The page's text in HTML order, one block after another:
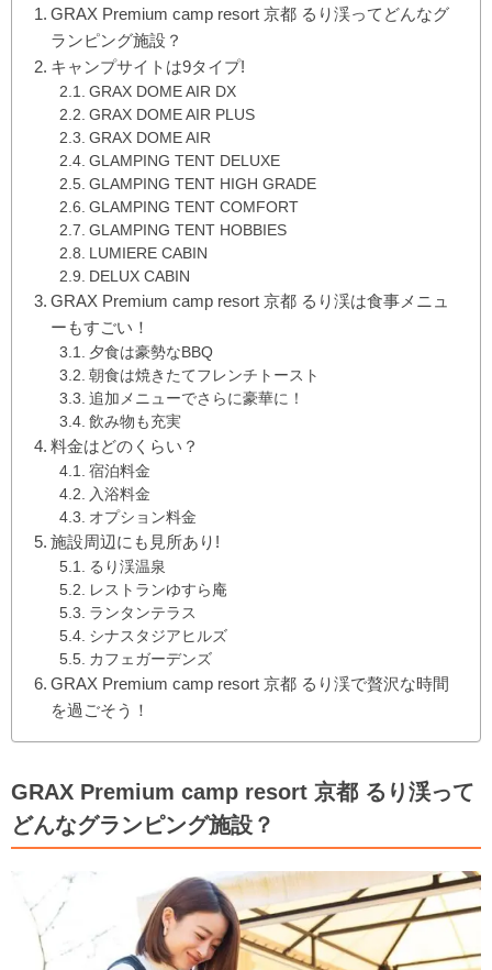
GRAX Premium camp resort 京都 るり渓ってどんなグ
ランピング施設？
キャンプサイトは9タイプ!
GRAX DOME AIR DX
GRAX DOME AIR PLUS
GRAX DOME AIR
GLAMPING TENT DELUXE
GLAMPING TENT HIGH GRADE
GLAMPING TENT COMFORT
GLAMPING TENT HOBBIES
LUMIERE CABIN
DELUX CABIN
GRAX Premium camp resort 京都 るり渓は食事メニュ
ーもすごい！
夕食は豪勢なBBQ
朝食は焼きたてフレンチトースト
追加メニューでさらに豪華に！
飲み物も充実
料金はどのくらい？
宿泊料金
入浴料金
オプション料金
施設周辺にも見所あり!
るり渓温泉
レストランゆすら庵
ランタンテラス
シナスタジアヒルズ
カフェガーデンズ
GRAX Premium camp resort 京都 るり渓で贅沢な時間
を過ごそう！
GRAX Premium camp resort 京都 るり渓って
どんなグランピング施設？